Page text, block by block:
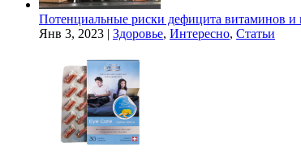
Потенциальные риски дефицита витаминов и
Янв 3, 2023 | Здоровье, Интересно, Статьи